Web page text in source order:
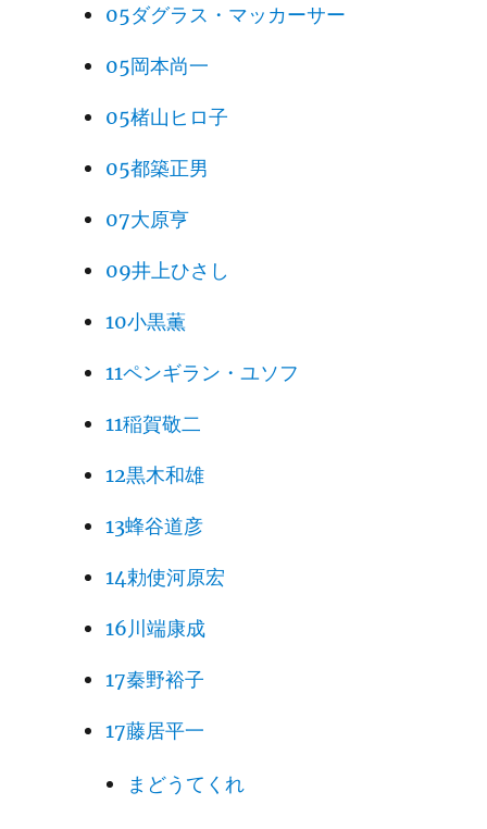
05ダグラス・マッカーサー
05岡本尚一
05楮山ヒロ子
05都築正男
07大原亨
09井上ひさし
10小黒薫
11ペンギラン・ユソフ
11稲賀敬二
12黒木和雄
13蜂谷道彦
14勅使河原宏
16川端康成
17秦野裕子
17藤居平一
まどうてくれ